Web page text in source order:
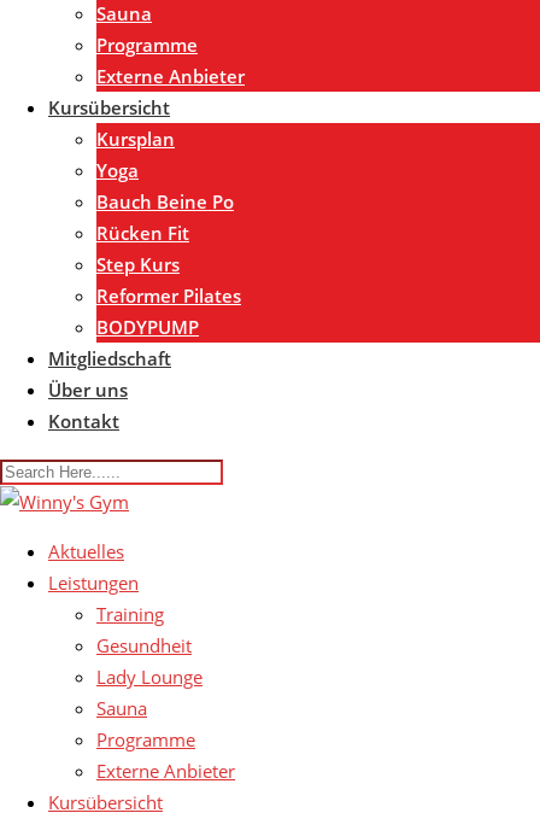
Sauna
Programme
Externe Anbieter
Kursübersicht
Kursplan
Yoga
Bauch Beine Po
Rücken Fit
Step Kurs
Reformer Pilates
BODYPUMP
Mitgliedschaft
Über uns
Kontakt
Aktuelles
Leistungen
Training
Gesundheit
Lady Lounge
Sauna
Programme
Externe Anbieter
Kursübersicht